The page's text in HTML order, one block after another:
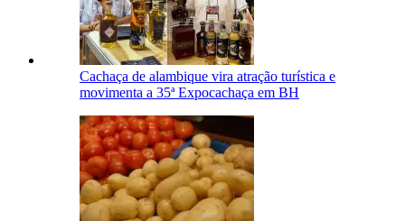
Cachaça de alambique vira atração turística e
movimenta a 35ª Expocachaça em BH